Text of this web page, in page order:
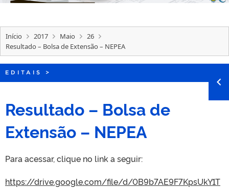
INTERNACIONAL
PORTARIAS
TELEFONES
Início 2017 Maio
26
Resultado – Bolsa de Extensão – NEPEA
EDITAIS >
Resultado – Bolsa de
Extensão – NEPEA
Para acessar, clique no link a seguir:
https://drive.google.com/file/d/0B9b7AE9F7KpsUkY1T